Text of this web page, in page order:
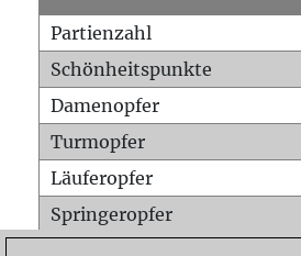
Partienzahl
Schönheitspunkte
Damenopfer
Turmopfer
Läuferopfer
Springeropfer